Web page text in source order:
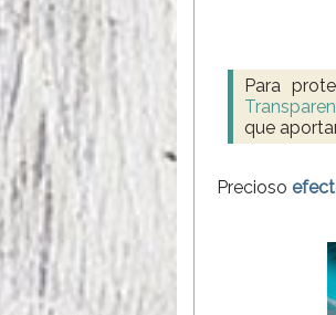
Para
que
Precioso